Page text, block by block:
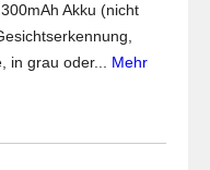
Akku (nicht
in grau oder... Mehr